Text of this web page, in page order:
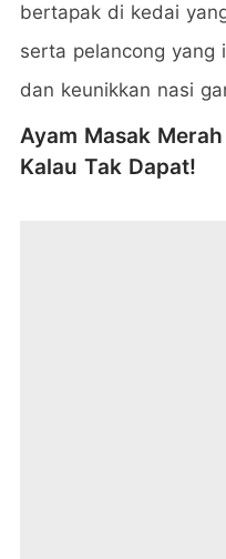
bertapak di kedai
serta pelancong yang
dan keunikkan nasi
Ayam Masak
Kalau Tak Dapat!